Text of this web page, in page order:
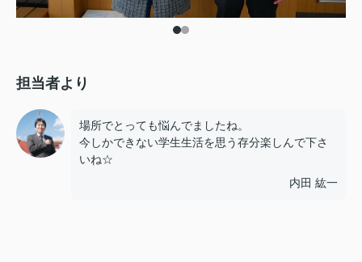
担当者より
場所でとっても悩んでましたね。
今しかできない学生生活を思う存分楽しんで下さ
いね☆
内田 紘一